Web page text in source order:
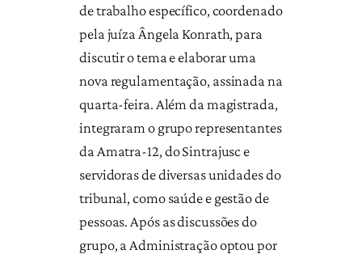
de trabalho específico, coordenado
pela juíza Ângela Konrath, para
discutir o tema e elaborar uma
nova regulamentação, assinada na
quarta-feira. Além da magistrada,
integraram o grupo representantes
da Amatra-12, do Sintrajusc e
servidoras de diversas unidades do
tribunal, como saúde e gestão de
pessoas. Após as discussões do
grupo, a Administração optou por